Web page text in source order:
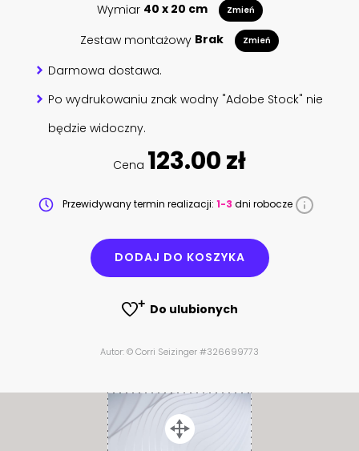
Wymiar 40 x 20 cm Zmień
Zestaw montażowy Brak Zmień
Darmowa dostawa.
Po wydrukowaniu znak wodny "Adobe Stock" nie
będzie widoczny.
Cena 123.00 zł
Przewidywany termin realizacji: 1-3 dni robocze
DODAJ DO KOSZYKA
Do ulubionych
Autor: © Corri Seizinger #326699773